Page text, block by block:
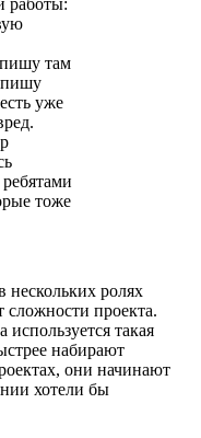
работы:
там
пишу
уже
тоже
нескольких ролях
сложности проекта.
такая
набирают
они начинают
хотели бы